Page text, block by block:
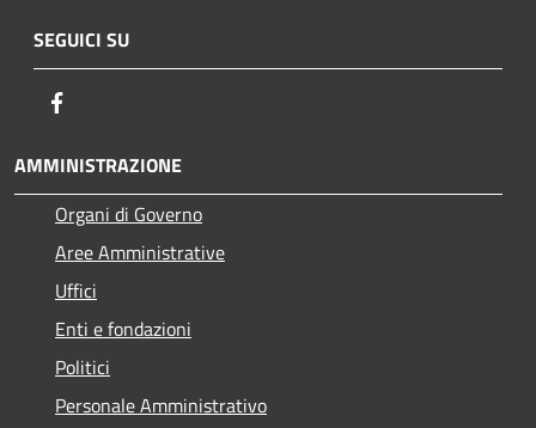
SEGUICI SU
AMMINISTRAZIONE
Organi di Governo
Aree Amministrative
Uffici
Enti e fondazioni
Politici
Personale Amministrativo